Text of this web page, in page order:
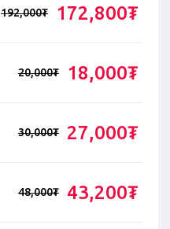
192,000₮ 172,800₮
20,000₮ 18,000₮
30,000₮ 27,000₮
48,000₮ 43,200₮